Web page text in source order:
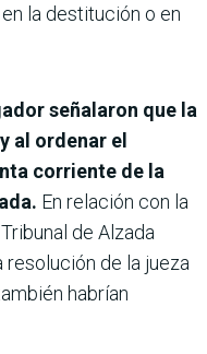
la destitución o en
señalaron que la
al ordenar el
corriente de la
En relación con la
de Alzada
de la jueza
habrían